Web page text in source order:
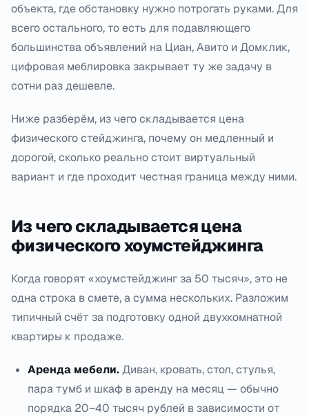
объекта, где обстановку нужно потрогать руками. Для
всего остального, то есть для подавляющего
большинства объявлений на Циан, Авито и Домклик,
цифровая меблировка закрывает ту же задачу в
сотни раз дешевле.
Ниже разберём, из чего складывается цена
физического стейджинга, почему он медленный и
дорогой, сколько реально стоит виртуальный
вариант и где проходит честная граница между ними.
Из чего складывается цена
физического хоумстейджинга
Когда говорят «хоумстейджинг за 50 тысяч», это не
одна строка в смете, а сумма нескольких. Разложим
типичный счёт за подготовку одной двухкомнатной
квартиры к продаже.
Аренда мебели.Диван, кровать, стол, стулья,
пара тумб и шкаф в аренду на месяц — обычно
порядка 20–40 тысяч рублей в зависимости от